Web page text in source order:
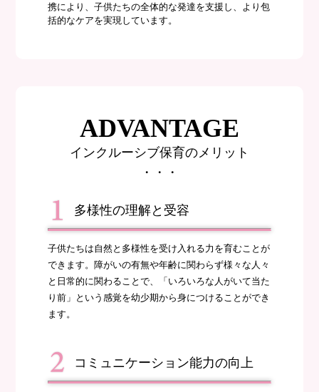
携により、子供たちの全体的な発達を支援し、より包
括的なケアを実現しています。
ADVANTAGE
インクルーシブ保育のメリット
・・・
多様性の理解と受容
子供たちは自然と多様性を受け入れる力を育むことが
できます。障がいの有無や年齢に関わらず様々な人々
と日常的に関わることで、「いろいろな人がいて当た
り前」という感覚を幼少期から身につけることができ
ます。
コミュニケーション能力の向上